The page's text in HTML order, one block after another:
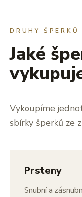
DRUHY ŠPERKŮ
Jaké
Vykoupíme
sbírky šperků ze
Prsteny
Snubní a